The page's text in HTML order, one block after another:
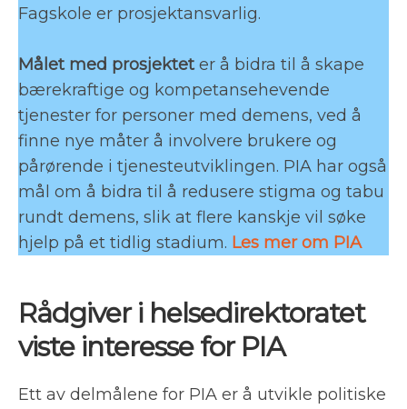
Fagskole er prosjektansvarlig.
Målet med prosjekteter å bidra til å skape
bærekraftige og kompetansehevende
tjenester for personer med demens, ved å
finne nye måter å involvere brukere og
pårørende i tjenesteutviklingen. PIA har også
mål om å bidra til å redusere stigma og tabu
rundt demens, slik at flere kanskje vil søke
hjelp på et tidlig stadium. Les mer om PIA
Rådgiver i helsedirektoratet
viste interesse for PIA
Ett av delmålene for PIA er å utvikle politiske